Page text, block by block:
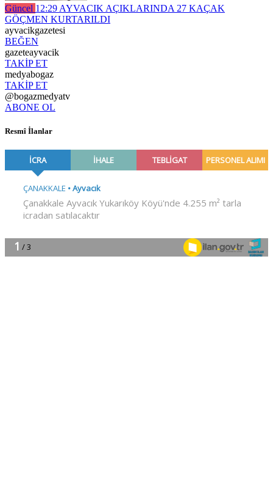
Güncel 12:29 AYVACIK AÇIKLARINDA 27 KAÇAK
GÖÇMEN KURTARILDI
ayvacikgazetesi
BEĞEN
gazeteayvacik
TAKİP ET
medyabogaz
TAKİP ET
@bogazmedyatv
ABONE OL
Resmî İlanlar